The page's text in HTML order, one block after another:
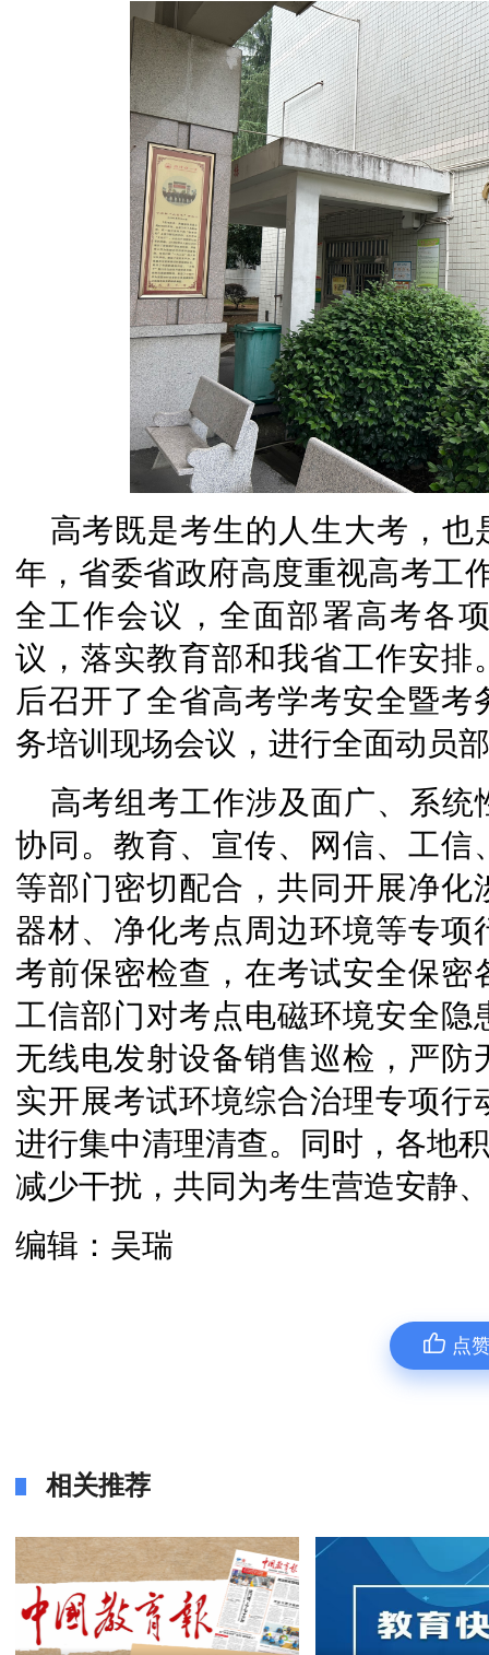
高考既是考生的人生大考，
年，省委省政府高度重视高考工
全工作会议，全面部署高考各
议，落实教育部和我省工作安
后召开了全省高考学考安全暨
务培训现场会议，进行全面动员
高考组考工作涉及面广、系
协同。教育、宣传、网信、工
等部门密切配合，共同开展净
器材、净化考点周边环境等专
考前保密检查，在考试安全保
工信部门对考点电磁环境安全
无线电发射设备销售巡检，严
实开展考试环境综合治理专项
进行集中清理清查。同时，各地
减少干扰，共同为考生营造安静
编辑：吴瑞
点
相关推荐